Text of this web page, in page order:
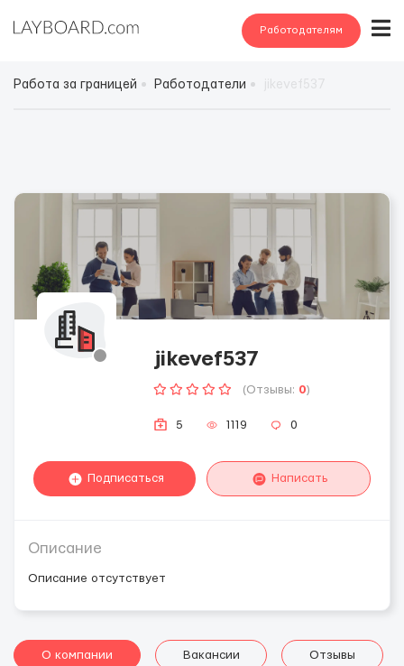
Работодателям
Работа за границей Работодатели
jikevef537
(Отзывы: 0)
5 1119 0
Подписаться Написать
Описание
Описание отсутствует
О компании Вакансии Отзывы